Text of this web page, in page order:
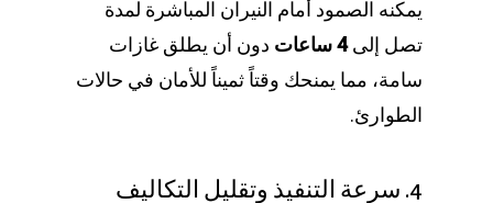
يمكنه الصمود أمام النيران المباشرة لمدة
تصل إلى4 ساعات
دون أن يطلق غازات
سامة، مما يمنحك وقتاً ثميناً للأمان في حالات
الطوارئ.
4. سرعة التنفيذ وتقليل التكاليف